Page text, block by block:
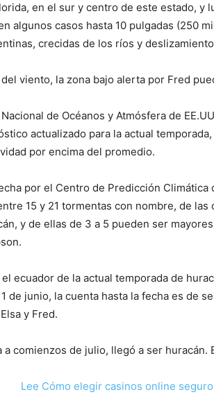
en el sur y centro de este estado, y
algunos casos hasta 10 pulgadas (250
crecidas de los ríos y
viento, la zona bajo alerta por Fred
de Océanos y Atmósfera de
actualizado para la actual
por encima del promedio.
por el Centro de Predicción Climática
15 y 21 tormentas con nombre, de
y de ellas de 3 a 5 pueden ser
ecuador de la actual temporada de
de junio, la cuenta hasta la fecha es de
y Fred.
a comienzos de julio, llegó a ser huracán.
Lee Cómo elegir casinos online